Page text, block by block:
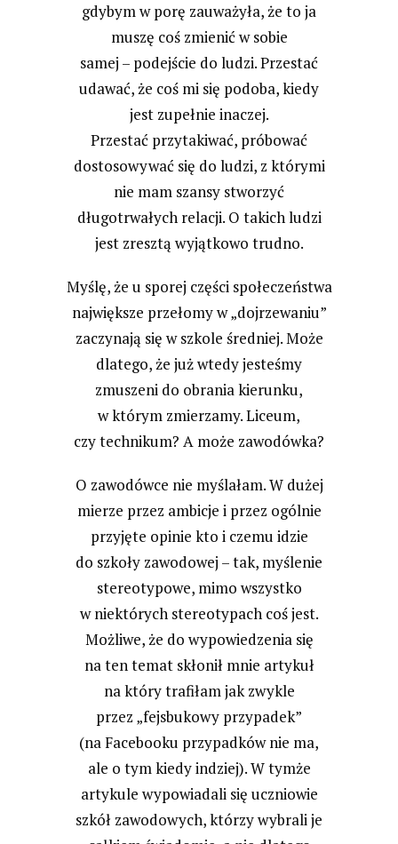
gdybym w porę zauważyła, że to ja
muszę coś zmienić w sobie
samej – podejście do ludzi. Przestać
udawać, że coś mi się podoba, kiedy
jest zupełnie inaczej.
Przestać przytakiwać, próbować
dostosowywać się do ludzi, z którymi
nie mam szansy stworzyć
długotrwałych relacji. O takich ludzi
jest zresztą wyjątkowo trudno.
Myślę, że u sporej części społeczeństwa
największe przełomy w „dojrzewaniu”
zaczynają się w szkole średniej. Może
dlatego, że już wtedy jesteśmy
zmuszeni do obrania kierunku,
w którym zmierzamy. Liceum,
czy technikum? A może zawodówka?
O zawodówce nie myślałam. W dużej
mierze przez ambicje i przez ogólnie
przyjęte opinie kto i czemu idzie
do szkoły zawodowej – tak, myślenie
stereotypowe, mimo wszystko
w niektórych stereotypach coś jest.
Możliwe, że do wypowiedzenia się
na ten temat skłonił mnie artykuł
na który trafiłam jak zwykle
przez „fejsbukowy przypadek”
(na Facebooku przypadków nie ma,
ale o tym kiedy indziej). W tymże
artykule wypowiadali się uczniowie
szkół zawodowych, którzy wybrali je